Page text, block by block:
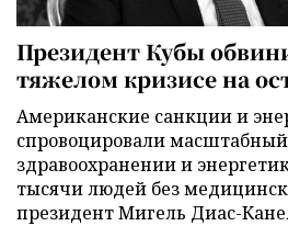
Президент Кубы
тяжелом кризисе на
Американские санкции и
спровоцировали
здравоохранении и
тысячи людей без
президент Мигель Диас-